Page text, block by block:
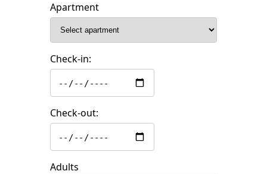
Apartment
Check-in:
Check-out:
Adults